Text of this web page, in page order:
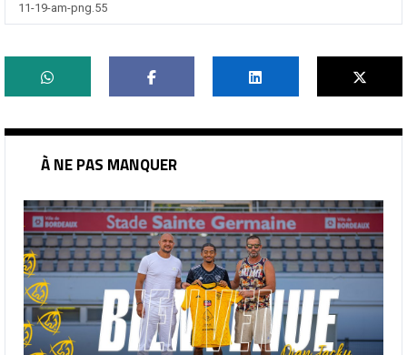
11-19-am-png.55
À NE PAS MANQUER